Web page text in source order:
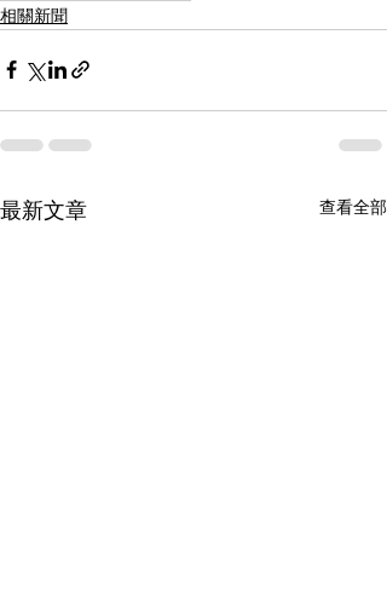
相關新聞
最新文章 查看全部